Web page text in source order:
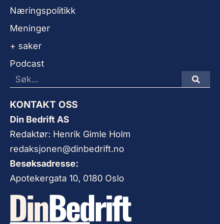
Næringspolitikk
Meninger
+ saker
Podcast
KONTAKT OSS
Din Bedrift AS
Redaktør: Henrik Gimle Holm
redaksjonen@dinbedrift.no
Besøksadresse:
Apotekergata 10, 0180 Oslo